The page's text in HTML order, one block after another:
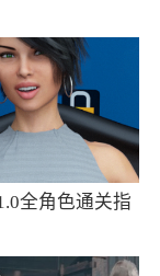
的购物商城
，用户可以
系列，让用
各样的山寨
有保障。需
选荣耀商品的
全角色通关指